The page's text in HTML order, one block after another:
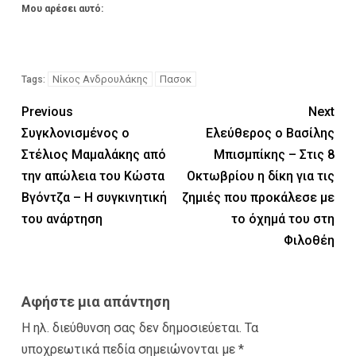
Μου αρέσει αυτό:
Tags: Νίκος Ανδρουλάκης Πασοκ
Previous
Συγκλονισμένος ο
Στέλιος Μαμαλάκης από
την απώλεια του Κώστα
Βγόντζα – Η συγκινητική
του ανάρτηση
Next
Ελεύθερος ο Βασίλης
Μπισμπίκης – Στις 8
Οκτωβρίου η δίκη για τις
ζημιές που προκάλεσε με
το όχημά του στη
Φιλοθέη
Αφήστε μια απάντηση
Η ηλ. διεύθυνση σας δεν δημοσιεύεται. Τα
υποχρεωτικά πεδία σημειώνονται με *